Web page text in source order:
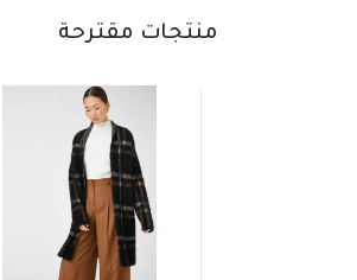
منتجات مقترحة